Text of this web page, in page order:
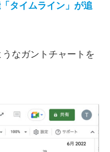
タイムライン」が追
なガントチャートを